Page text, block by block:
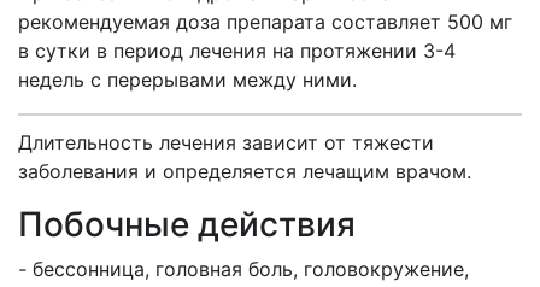
рекомендуемая доза препарата составляет 500 мг
в сутки в период лечения на протяжении 3-4
недель с перерывами между ними.
Длительность лечения зависит от тяжести
заболевания и определяется лечащим врачом.
Побочные действия
- бессонница, головная боль, головокружение,